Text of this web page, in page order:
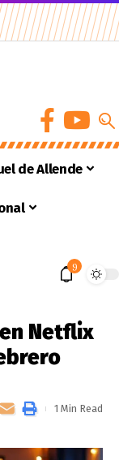
de Allende
9
Netflix
1 Min Read